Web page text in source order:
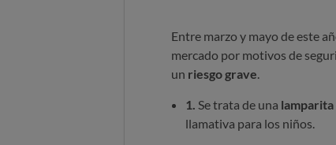
Entre marzo y mayo de este
mercado por motivos de
un riesgo grave
1. Se trata de una
llamativa para los niños.